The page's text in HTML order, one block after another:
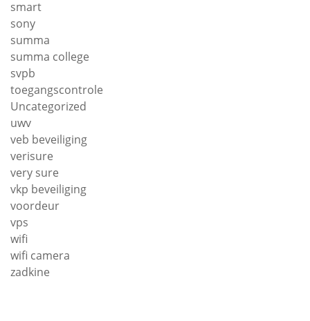
smart
sony
summa
summa college
svpb
toegangscontrole
Uncategorized
uwv
veb beveiliging
verisure
very sure
vkp beveiliging
voordeur
vps
wifi
wifi camera
zadkine